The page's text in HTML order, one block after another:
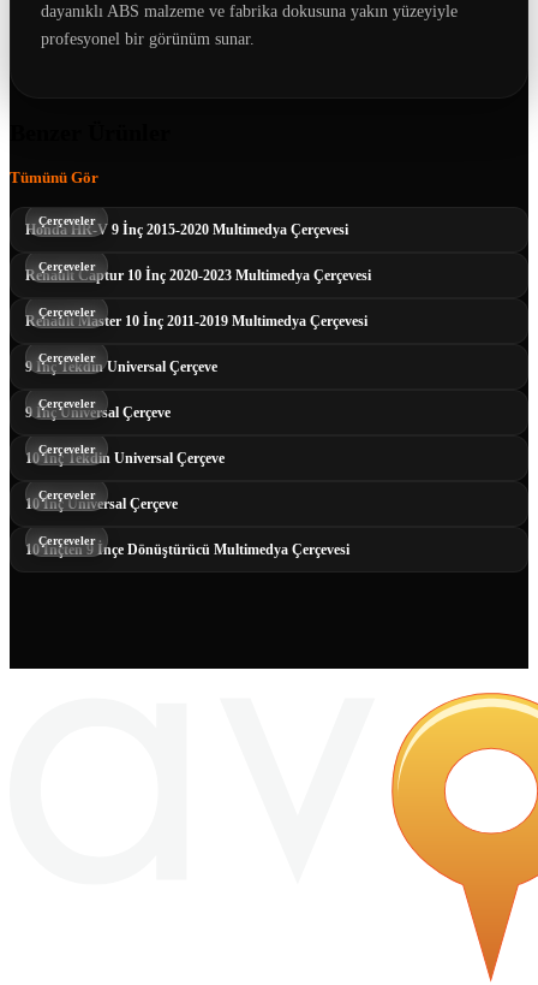
dayanıklı ABS malzeme ve fabrika dokusuna yakın yüzeyiyle
profesyonel bir görünüm sunar.
Tümünü Gör
Honda HR-V 9 İnç 2015-2020 Multimedya Çerçevesi
Çerçeveler
Renault Captur 10 İnç 2020-2023 Multimedya Çerçevesi
Çerçeveler
Renault Master 10 İnç 2011-2019 Multimedya Çerçevesi
Çerçeveler
9 İnç Tekdin Universal Çerçeve
Çerçeveler
9 İnç Universal Çerçeve
Çerçeveler
10 İnç Tekdin Universal Çerçeve
Çerçeveler
10 İnç Universal Çerçeve
Çerçeveler
10 İnçten 9 İnçe Dönüştürücü Multimedya Çerçevesi
Çerçeveler